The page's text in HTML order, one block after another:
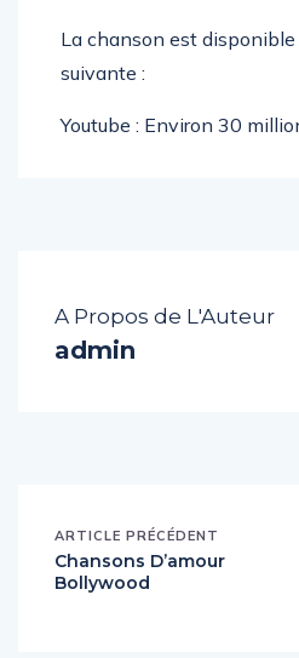
La chanson est
suivante :
Youtube : Environ 30
A Propos de L'Auteur
admin
ARTICLE PRÉCÉDENT
Chansons D’amour
Bollywood